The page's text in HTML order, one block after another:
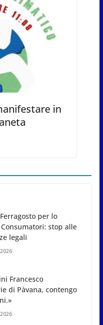
in
Francesco
di Pàvana, contengo
ed eclissi: il cielo
regala un